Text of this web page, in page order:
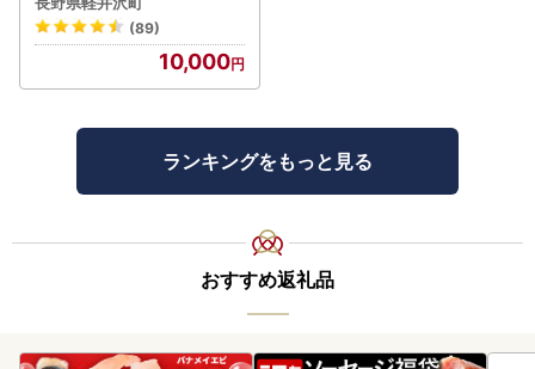
(89)
10,000
ランキングをもっと見る
おすすめ返礼品